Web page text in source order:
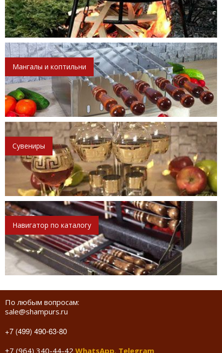
Мангалы и коптильни
Сувениры
Навигатор по каталогу
По любым вопросам:
sale@shampurs.ru
+7 (499) 490-63-80
+7 (964) 340-44-42 WhatsApp, Telegram